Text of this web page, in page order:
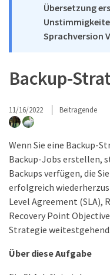
Übersetzung
Sprachversion
Backup-
11/16/2022 Beitragende
Wenn Sie eine Backup-
Backup-Jobs erstellen,
Backups verfügen, die
erfolgreich
Level Agreement (SLA),
Recovery Point
Strategie weitestgehend.
Über diese Aufgabe